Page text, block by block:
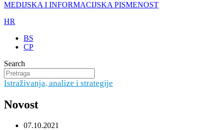
MEDIJSKA I INFORMACIJSKA PISMENOST
HR
BS
CP
Search
Istraživanja, analize i strategije
Novost
07.10.2021